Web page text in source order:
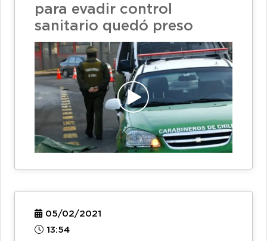
para evadir control
sanitario quedó preso
05/02/2021
13:54